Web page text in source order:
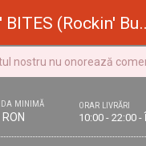
ROCKIN'
nostru nu onorează
MINIMĂ ORAR LIVRĂRI
10:00 - 22:00 -